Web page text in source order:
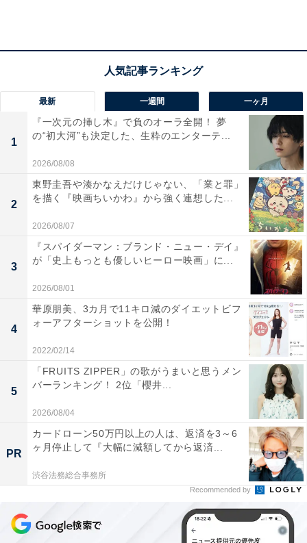
の声が寄せられました。
最新 一週間 一ヶ月
1
『一次元の挿し木』で負のオーラ全開！ 夢
の“初大河”も決定した、生粋のエンターテ...
2026/08/08
2
東野圭吾や湊かなえだけじゃない、「業と罪」
を描く『映画ちいかわ』から強く連想した...
2026/08/07
3
『スパイダーマン：ブランド・ニュー・デイ』
が「史上もっとも優しいヒーロー映画」に...
2026/08/01
4
華原朋美、3カ月で11キロ減のダイエットビフ
ォーアフターショットを公開！
2022/02/14
5
「FRUITS ZIPPER」の歌がうまいと思うメン
バーランキング！ 2位「櫻井...
2026/08/04
PR
カードローン50万円以上の人は、返済を3～6
ヶ月停止して『大幅に減額してから返済...
渋谷法務総合事務所
Recommended by